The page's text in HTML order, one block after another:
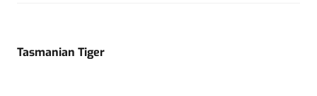
Tasmanian Tiger